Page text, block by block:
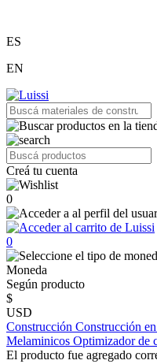
ES
EN
Creá tu cuenta
0
0
Moneda
Según producto
$
USD
Construcción Construcción
Melaminicos Optimizador de
El producto fue agregado